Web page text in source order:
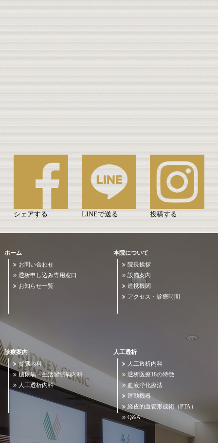
シェアする LINEで送る 投稿する
ホーム
お問い合わせ
透析申し込み専用窓口
お知らせ一覧
本院について
院長挨拶
設備案内
連携機関
アクセス・診療時間
診療案内
腎臓内科
糖尿病・生活習慣病内科
人工透析内科
人工透析
人工透析内科
透析医療18の特徴
血液浄化療法
運動機器
経皮的血管形成術（PTA）
Q&A